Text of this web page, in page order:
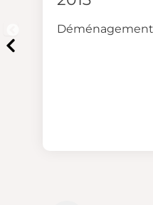
Déménagement